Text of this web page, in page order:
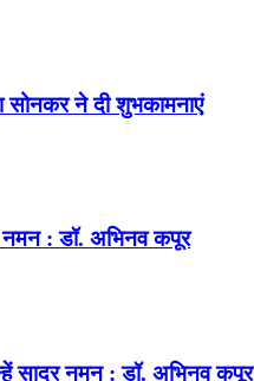
सोनकर ने दी शुभकामनाएं
नमन : डॉ. अभिनव कपूर
सादर नमन : डॉ. अभिनव कपूर